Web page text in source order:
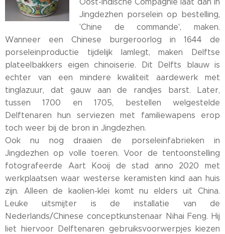
Jingdezhen porselein op bestelling,
'Chine de commande', maken.
Wanneer een Chinese burgeroorlog in 1644 de
porseleinproductie tijdelijk lamlegt, maken Delftse
plateelbakkers eigen chinoiserie. Dit Delfts blauw is
echter van een mindere kwaliteit aardewerk met
tinglazuur, dat gauw aan de randjes barst. Later,
tussen 1700 en 1705, bestellen welgestelde
Delftenaren hun serviezen met familiewapens erop
toch weer bij de bron in Jingdezhen.
Ook nu nog draaien de porseleinfabrieken in
Jingdezhen op volle toeren. Voor de tentoonstelling
fotografeerde Aart Kooij de stad anno 2020 met
werkplaatsen waar westerse keramisten kind aan huis
zijn. Alleen de kaolien-klei komt nu elders uit China.
Leuke uitsmijter is de installatie van de
Nederlands/Chinese conceptkunstenaar Nihai Feng. Hij
liet hiervoor Delftenaren gebruiksvoorwerpjes kiezen